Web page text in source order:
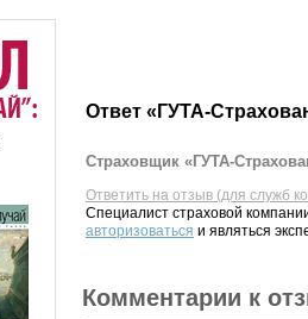
Ответ «ГУТА-
Страховщик «ГУТА-
Ответить на отзыв (для служб
Специалист страховой
авторизоваться и являться
Комментарии к